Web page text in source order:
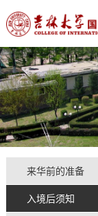
来华前的准备
入境后须知